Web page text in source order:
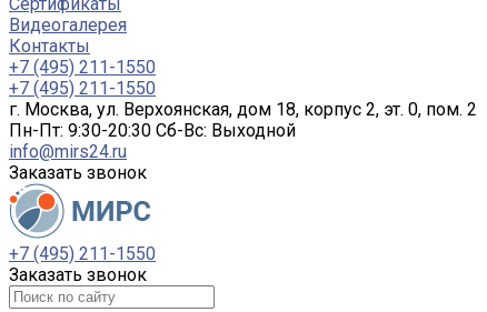
Видеогалерея
Контакты
+7 (495) 211-1550
+7 (495) 211-1550
г. Москва, ул. Верхоянская, дом 18, корпус 2, эт. 0, пом. 2
Пн-Пт: 9:30-20:30 Cб-Вс: Выходной
info@mirs24.ru
Заказать звонок
+7 (495) 211-1550
Заказать звонок